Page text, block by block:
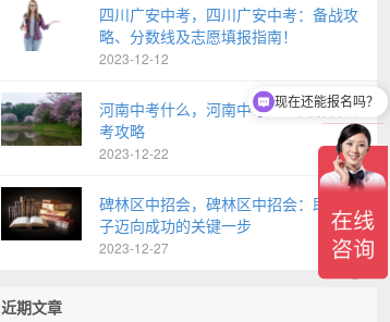
四川广安中考，四川广安中考：备战攻
略、分数线及志愿填报指南！
2023-12-12
河南中考什么，河南中考：全面解析备
考攻略
2023-12-22
碑林区中招会，碑林区中招会：助力学
子迈向成功的关键一步
2023-12-27
近期文章
现在还能报名吗？